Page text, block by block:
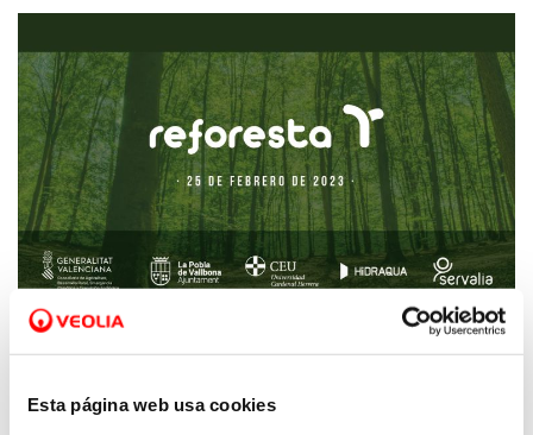
Esta página web usa cookies
23 FEB 2023
Universitarios de 25 nacionalidades
participan en una jornada de reforestación